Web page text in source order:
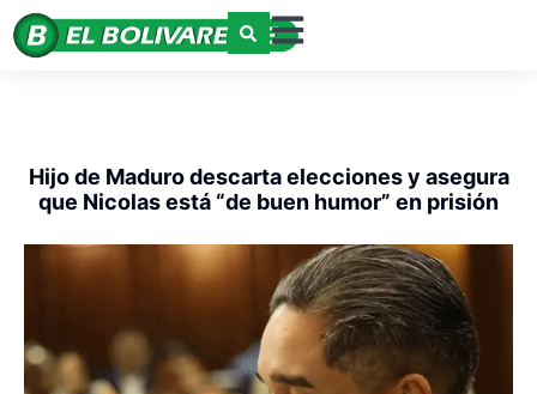
Hijo de Maduro descarta elecciones y asegura
que Nicolas está “de buen humor” en prisión